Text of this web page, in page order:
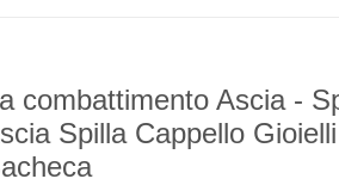
combattimento Ascia -
Spilla Cappello Gioielli